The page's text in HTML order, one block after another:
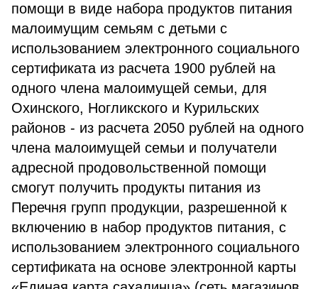
помощи в виде набора продуктов питания
малоимущим семьям с детьми с
использованием электронного социального
сертификата из расчета 1900 рублей на
одного члена малоимущей семьи, для
Охинского, Ногликского и Курильских
районов - из расчета 2050 рублей на одного
члена малоимущей семьи и получатели
адресной продовольственной помощи
смогут получить продукты питания из
Перечня групп продукции, разрешенной к
включению в набор продуктов питания, с
использованием электронного социального
сертификата на основе электронной карты